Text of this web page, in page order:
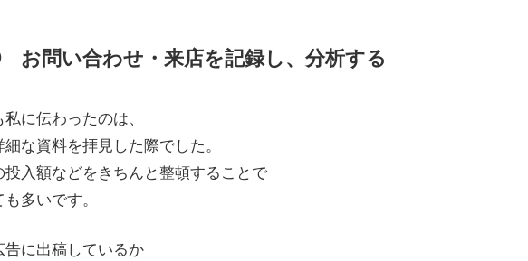
問い合わせ・来店を記録し、分析する
に伝わったのは、
な資料を拝見した際でした。
入額などをきちんと整頓することで
多いです。
に出稿しているか